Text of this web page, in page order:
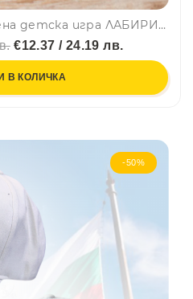
Образователна дървена детска игра ЛАБИРИН с логически мислене за концентрация💥 YJH07
€12.37 / 24.19 лв.
В КОЛИЧКА
-50%